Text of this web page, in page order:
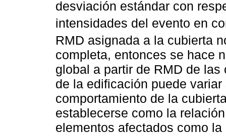
desviación estándar con
intensidades del evento en
RMD asignada a la cubierta
completa, entonces se hace
global a partir de RMD de
de la edificación puede
comportamiento de la
establecerse como la
elementos afectados como